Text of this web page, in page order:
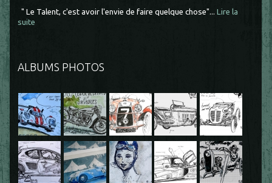
" Le Talent, c'est avoir l'envie de faire quelque chose"... Lire la
suite
ALBUMS PHOTOS